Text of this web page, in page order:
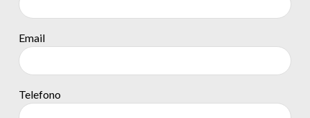
Email
Telefono